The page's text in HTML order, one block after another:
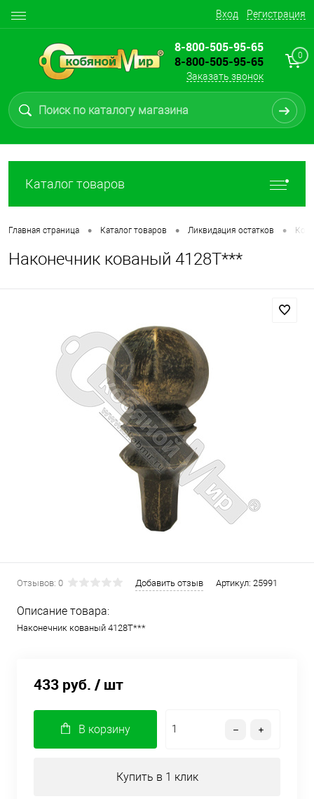
Вход Регистрация
8-800-505-95-65
8-800-505-95-65
Заказать звонок
0
Каталог товаров
Главная страница • Каталог товаров • Ликвидация остатков •
Наконечник кованый 4128Т***
Отзывов: 0 Добавить отзыв Артикул: 25991
Описание товара:
Наконечник кованый 4128Т***
433 руб. / шт
В корзину
Купить в 1 клик